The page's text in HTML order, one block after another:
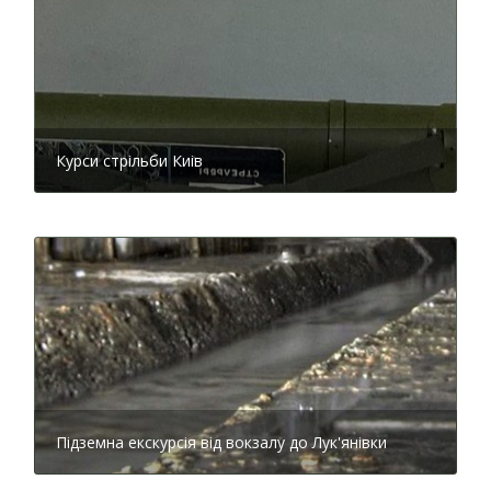
Проект фасаду особняка Маркуса Закса. 1896 рік
Перераховувати регалії власника будівлі можна
довго. Купець 1-ї гільдії, він, як і його колега, сусід і
тезка Маркус Зайцев, був членом правління
крім того, був почесним попечителем Єврейської
лікарні і головою Київського єврейського
похоронного товариства. Закс володів цілою
мережею цукрових підприємств і, так як був людиною
дуже багатою, щедро виділяв гроші на благодійність,
облаштування нічліжок та лікарень для бідних. Однак
славний життєвий шлях власника розкішного
особняка на Липках перервала важка хвороба. Це
сталося в 1915 році в самий розпал Першої світової
війни. Поховали Маркуса Закса на Новоєврейському
кладовищі на Лук’янівці, що згодом практично
Курси стрільби Киів
Підземна екскурсія від вокзалу до Лук'янівки